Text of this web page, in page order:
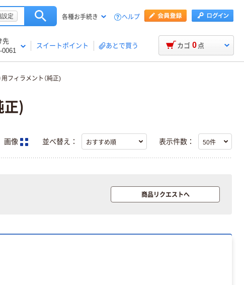
設定 各種お手続き ヘルプ
先
0061
スイートポイント あとで買う カゴ 0 点
フィラメント（純正)
正)
画像 並べ替え： 表示件数：
商品リクエストへ
人気商品